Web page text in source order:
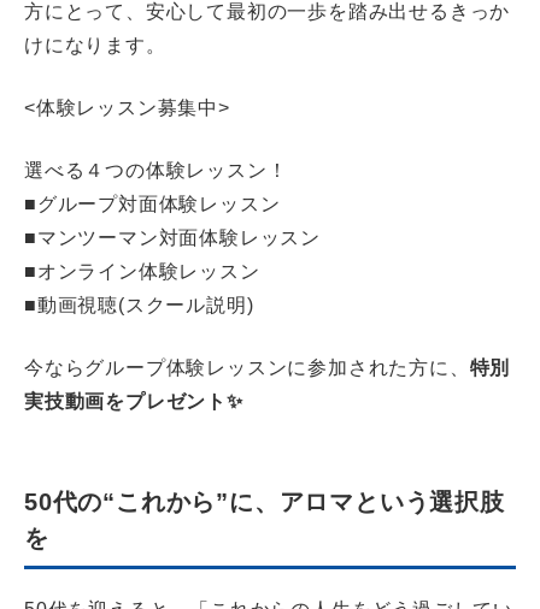
方にとって、安心して最初の一歩を踏み出せるきっか
けになります。
<体験レッスン募集中>
選べる４つの体験レッスン！
■グループ対面体験レッスン
■マンツーマン対面体験レッスン
■オンライン体験レッスン
■動画視聴(スクール説明)
今ならグループ体験レッスンに参加された方に、 特別
実技動画をプレゼント✨
50代の“これから”に、アロマという選択肢
を